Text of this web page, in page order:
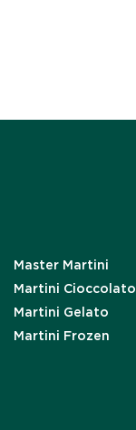
Master Martini
Martini Cioccolato
Martini Gelato
Martini Frozen